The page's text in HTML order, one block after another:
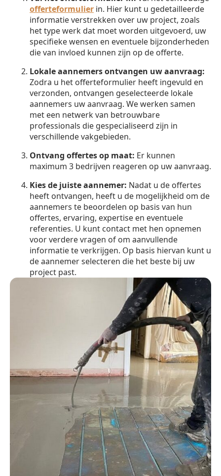
offerteformulier in. Hier kunt u gedetailleerde
informatie verstrekken over uw project, zoals
het type werk dat moet worden uitgevoerd, uw
specifieke wensen en eventuele bijzonderheden
die van invloed kunnen zijn op de offerte.
Lokale aannemers ontvangen uw aanvraag:
Zodra u het offerteformulier heeft ingevuld en
verzonden, ontvangen geselecteerde lokale
aannemers uw aanvraag. We werken samen
met een netwerk van betrouwbare
professionals die gespecialiseerd zijn in
verschillende vakgebieden.
Ontvang offertes op maat: Er kunnen
maximum 3 bedrijven reageren op uw aanvraag.
Kies de juiste aannemer: Nadat u de offertes
heeft ontvangen, heeft u de mogelijkheid om de
aannemers te beoordelen op basis van hun
offertes, ervaring, expertise en eventuele
referenties. U kunt contact met hen opnemen
voor verdere vragen of om aanvullende
informatie te verkrijgen. Op basis hiervan kunt u
de aannemer selecteren die het beste bij uw
project past.